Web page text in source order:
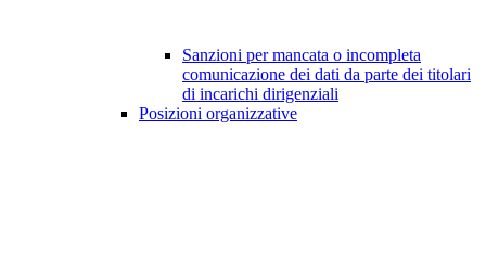
Sanzioni per mancata o incompleta
comunicazione dei dati da parte dei titolari
di incarichi dirigenziali
Posizioni organizzative